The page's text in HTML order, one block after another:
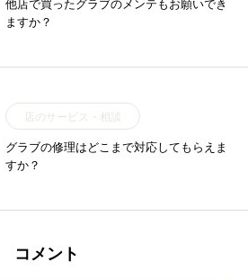
他店で買ったグラブのメンテもお願いでき
ますか？
店のサービス・相談
グラブの修理はどこまで対応してもらえま
すか？
コメント